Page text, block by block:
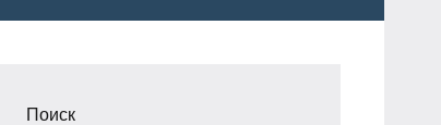
Поиск